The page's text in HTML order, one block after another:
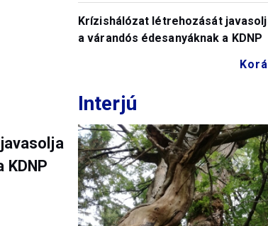
KDNP
Krízishálózat létrehozását
a várandós édesanyáknak a KDNP
Interjú